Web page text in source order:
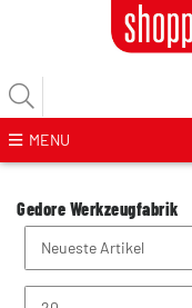
MENU
Gedore Werkzeugfabrik